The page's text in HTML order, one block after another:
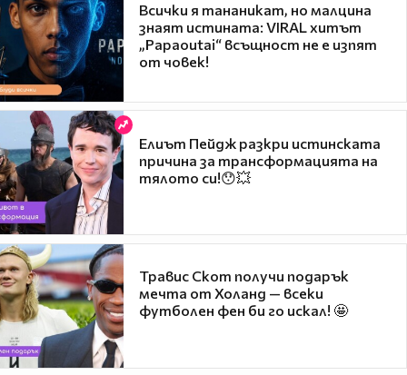
Всички я тананикат, но малцина
знаят истината: VIRAL хитът
„Papaoutai“ всъщност не е изпят
от човек!
Елиът Пейдж разкри истинската
причина за трансформацията на
тялото си!😯💥
Травис Скот получи подарък
мечта от Холанд — всеки
футболен фен би го искал! 🤩